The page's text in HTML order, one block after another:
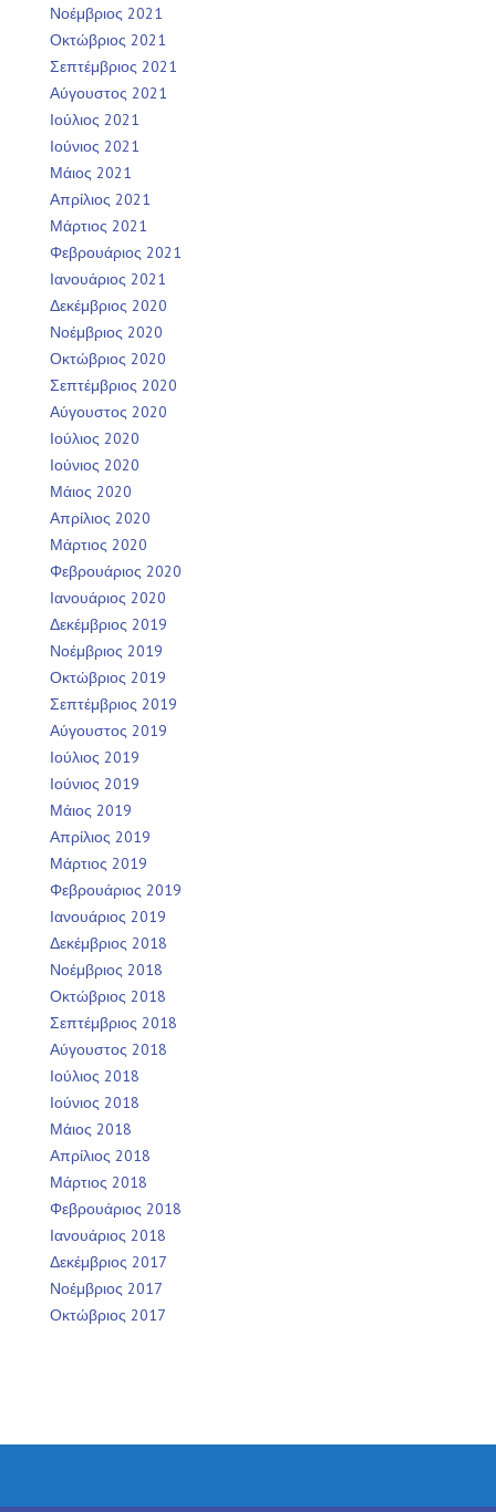
Νοέμβριος 2021
Οκτώβριος 2021
Σεπτέμβριος 2021
Αύγουστος 2021
Ιούλιος 2021
Ιούνιος 2021
Μάιος 2021
Απρίλιος 2021
Μάρτιος 2021
Φεβρουάριος 2021
Ιανουάριος 2021
Δεκέμβριος 2020
Νοέμβριος 2020
Οκτώβριος 2020
Σεπτέμβριος 2020
Αύγουστος 2020
Ιούλιος 2020
Ιούνιος 2020
Μάιος 2020
Απρίλιος 2020
Μάρτιος 2020
Φεβρουάριος 2020
Ιανουάριος 2020
Δεκέμβριος 2019
Νοέμβριος 2019
Οκτώβριος 2019
Σεπτέμβριος 2019
Αύγουστος 2019
Ιούλιος 2019
Ιούνιος 2019
Μάιος 2019
Απρίλιος 2019
Μάρτιος 2019
Φεβρουάριος 2019
Ιανουάριος 2019
Δεκέμβριος 2018
Νοέμβριος 2018
Οκτώβριος 2018
Σεπτέμβριος 2018
Αύγουστος 2018
Ιούλιος 2018
Ιούνιος 2018
Μάιος 2018
Απρίλιος 2018
Μάρτιος 2018
Φεβρουάριος 2018
Ιανουάριος 2018
Δεκέμβριος 2017
Νοέμβριος 2017
Οκτώβριος 2017